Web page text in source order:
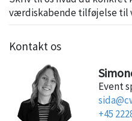
værdiskabende tilføjelse til
Kontakt os
Event
+45